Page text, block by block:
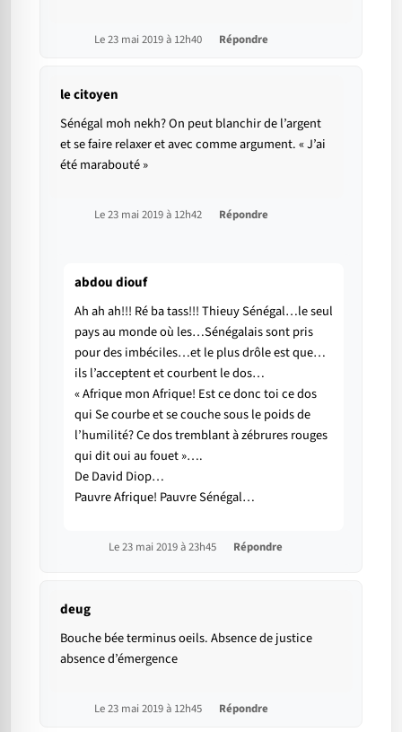
Le 23 mai 2019 à 12h40 Répondre
le citoyen
Sénégal moh nekh? On peut blanchir de l’argent
et se faire relaxer et avec comme argument. « J’ai
été marabouté »
Le 23 mai 2019 à 12h42 Répondre
abdou diouf
Ah ah ah!!! Ré ba tass!!! Thieuy Sénégal…le seul
pays au monde où les…Sénégalais sont pris
pour des imbéciles…et le plus drôle est que…
ils l’acceptent et courbent le dos…
« Afrique mon Afrique! Est ce donc toi ce dos
qui Se courbe et se couche sous le poids de
l’humilité? Ce dos tremblant à zébrures rouges
qui dit oui au fouet »….
De David Diop…
Pauvre Afrique! Pauvre Sénégal…
Le 23 mai 2019 à 23h45 Répondre
deug
Bouche bée terminus oeils. Absence de justice
absence d’émergence
Le 23 mai 2019 à 12h45 Répondre